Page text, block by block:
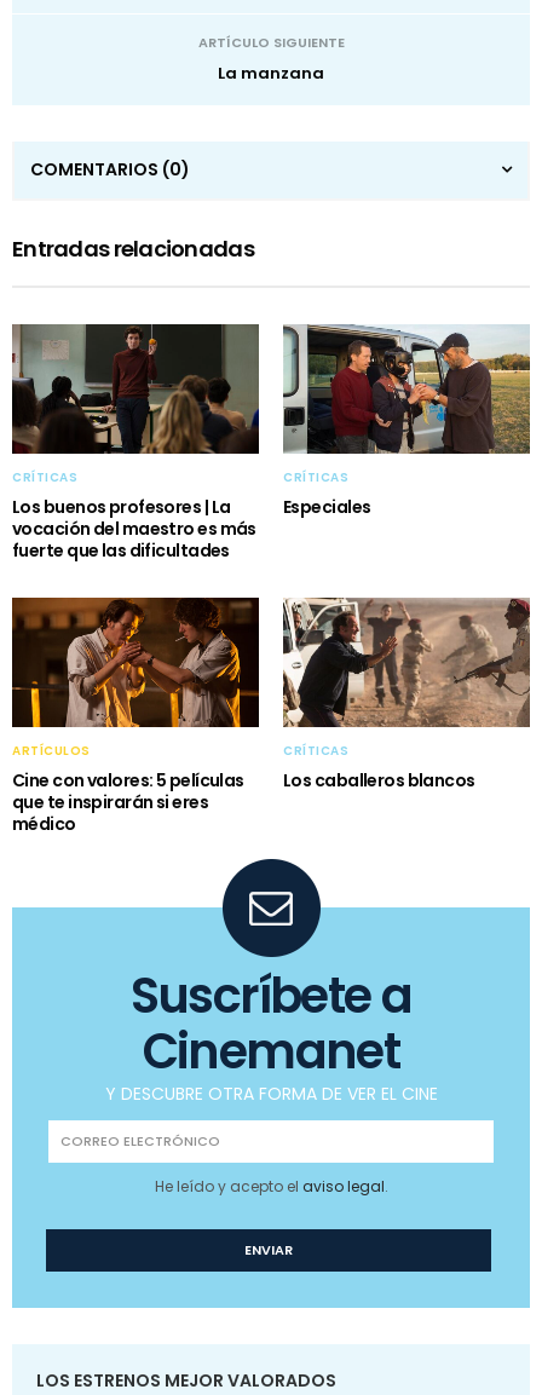
ARTÍCULO SIGUIENTE
La manzana
COMENTARIOS (0)
Entradas relacionadas
CRÍTICAS
Los buenos profesores | La
vocación del maestro es más
fuerte que las dificultades
CRÍTICAS
Especiales
ARTÍCULOS
Cine con valores: 5 películas
que te inspirarán si eres
médico
CRÍTICAS
Los caballeros blancos
Suscríbete a
Cinemanet
Y DESCUBRE OTRA FORMA DE VER EL CINE
He leído y acepto el aviso legal.
LOS ESTRENOS MEJOR VALORADOS